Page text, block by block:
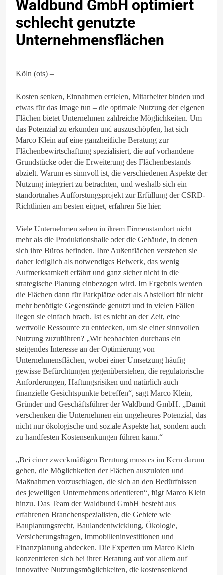
Waldbund GmbH optimiert
schlecht genutzte
Unternehmensflächen
Köln (ots) –
Kosten senken, Einnahmen erzielen, Mitarbeiter binden und
etwas für das Image tun – die optimale Nutzung der eigenen
Flächen bietet Unternehmen zahlreiche Möglichkeiten. Um
das Potenzial zu erkunden und auszuschöpfen, hat sich
Marco Klein auf eine ganzheitliche Beratung zur
Flächenbewirtschaftung spezialisiert, die auf vorhandene
Grundstücke oder die Erweiterung des Flächenbestands
abzielt. Warum es sinnvoll ist, die verschiedenen Aspekte der
Nutzung integriert zu betrachten, und weshalb sich ein
standortnahes Aufforstungsprojekt zur Erfüllung der CSRD-
Richtlinien am besten eignet, erfahren Sie hier.
Viele Unternehmen sehen in ihrem Firmenstandort nicht
mehr als die Produktionshalle oder die Gebäude, in denen
sich ihre Büros befinden. Ihre Außenflächen verstehen sie
daher lediglich als notwendiges Beiwerk, das wenig
Aufmerksamkeit erfährt und ganz sicher nicht in die
strategische Planung einbezogen wird. Im Ergebnis werden
die Flächen dann für Parkplätze oder als Abstellort für nicht
mehr benötigte Gegenstände genutzt und in vielen Fällen
liegen sie einfach brach. Ist es nicht an der Zeit, eine
wertvolle Ressource zu entdecken, um sie einer sinnvollen
Nutzung zuzuführen? „Wir beobachten durchaus ein
steigendes Interesse an der Optimierung von
Unternehmensflächen, wobei einer Umsetzung häufig
gewisse Befürchtungen gegenüberstehen, die regulatorische
Anforderungen, Haftungsrisiken und natürlich auch
finanzielle Gesichtspunkte betreffen“, sagt Marco Klein,
Gründer und Geschäftsführer der Waldbund GmbH. „Damit
verschenken die Unternehmen ein ungeheures Potenzial, das
nicht nur ökologische und soziale Aspekte hat, sondern auch
zu handfesten Kostensenkungen führen kann.“
„Bei einer zweckmäßigen Beratung muss es im Kern darum
gehen, die Möglichkeiten der Flächen auszuloten und
Maßnahmen vorzuschlagen, die sich an den Bedürfnissen
des jeweiligen Unternehmens orientieren“, fügt Marco Klein
hinzu. Das Team der Waldbund GmbH besteht aus
erfahrenen Branchenspezialisten, die Gebiete wie
Bauplanungsrecht, Baulandentwicklung, Ökologie,
Versicherungsfragen, Immobilieninvestitionen und
Finanzplanung abdecken. Die Experten um Marco Klein
konzentrieren sich bei ihrer Beratung auf vor allem auf
innovative Nutzungsmöglichkeiten, die kostensenkend